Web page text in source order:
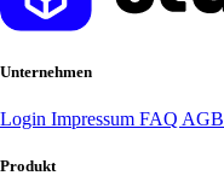
Unternehmen
Login Impressum FAQ AGB
Produkt